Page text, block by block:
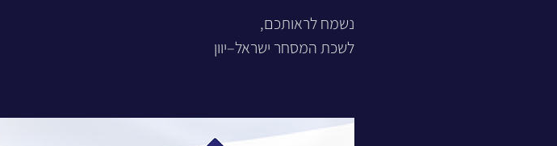
נשמח לראותכם,
לשכת המסחר ישראל–יוון